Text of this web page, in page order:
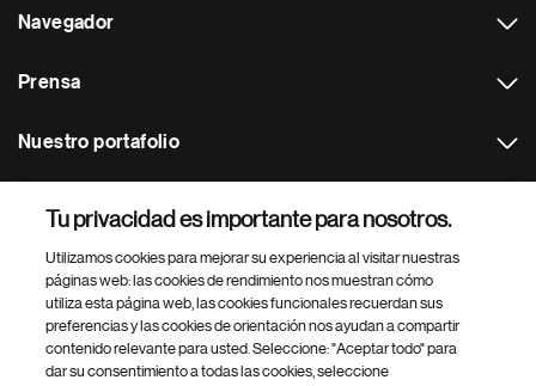
Navegador
Prensa
Nuestro portafolio
Footer Site Search
Tu privacidad es importante para nosotros.
Utilizamos cookies para mejorar su experiencia al visitar nuestras
páginas web: las cookies de rendimiento nos muestran cómo
utiliza esta página web, las cookies funcionales recuerdan sus
preferencias y las cookies de orientación nos ayudan a compartir
contenido relevante para usted. Seleccione: "Aceptar todo" para
dar su consentimiento a todas las cookies, seleccione